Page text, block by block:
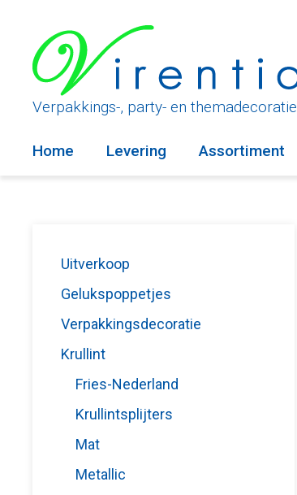
inhoudVerpakkings-, party- en themadecoratie
Home Levering Assortiment
Uitverkoop
Gelukspoppetjes
Verpakkingsdecoratie
Krullint
Fries-Nederland
Krullintsplijters
Mat
Metallic